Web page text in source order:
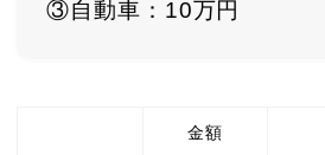
③自動車：10万円
金額